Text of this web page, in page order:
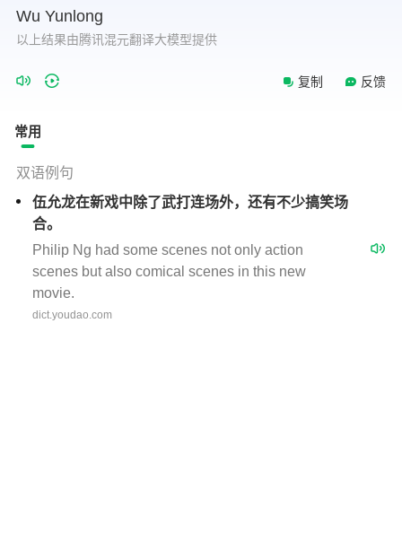
Wu Yunlong
以上结果由腾讯混元翻译大模型提供
复制 反馈
常用
双语例句
伍允龙在新戏中除了武打连场外，还有不少搞笑场
合。
Philip Ng had some scenes not only action
scenes but also comical scenes in this new
movie.
dict.youdao.com